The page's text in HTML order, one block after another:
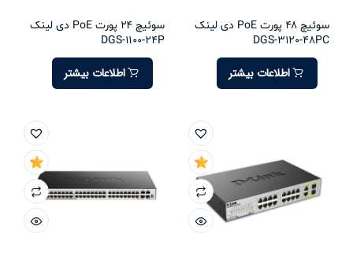
سوئیچ 48 پورت PoE دی لینک
DGS-3120-48PC
اطلاعات بیشتر
سوئیچ 24 پورت PoE دی لینک
DGS-1100-24P
اطلاعات بیشتر